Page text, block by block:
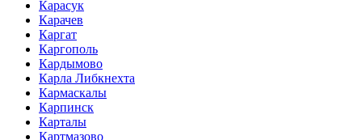
Карасук
Карачев
Каргат
Каргополь
Кардымово
Карла Либкнехта
Кармаскалы
Карпинск
Карталы
Картмазово